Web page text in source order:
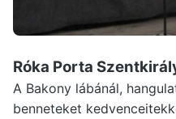
Róka Porta
A Bakony lábánál,
benneteket